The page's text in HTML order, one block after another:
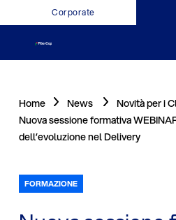
Corporate
Home News Novità per i
Nuova sessione formativa
dell’evoluzione nel Delivery
FORMAZIONE